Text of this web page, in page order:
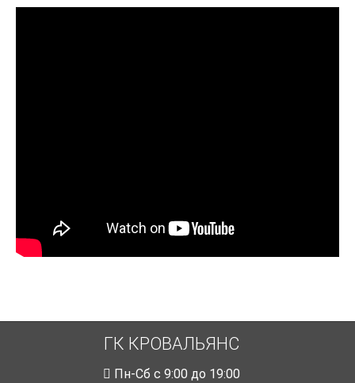
ГК КРОВАЛЬЯНС
Пн-Cб с 9:00 до 19:00